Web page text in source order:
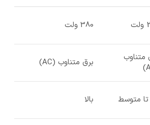
380 ولت
متناوب
برق متناوب (AC)
متوسط بالا